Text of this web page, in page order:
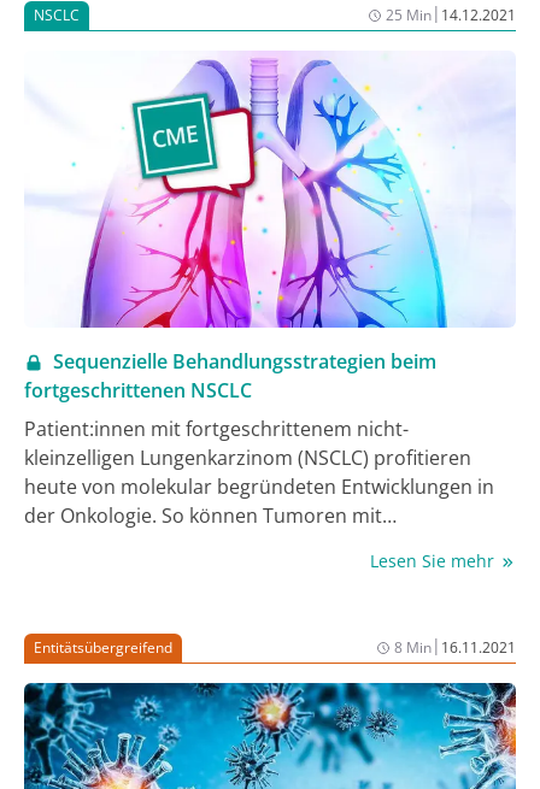
NSCLC 25 Min| 14.12.2021
Sequenzielle Behandlungsstrategien beim
fortgeschrittenen NSCLC
Patient:innen mit fortgeschrittenem nicht-
kleinzelligen Lungenkarzinom (NSCLC) profitieren
heute von molekular begründeten Entwicklungen in
der Onkologie. So können Tumoren mit
zielgerichteten Substanzen behandelt werden; ein
darüber hinaus von zugelassenen Therapieregimen
wie Immuncheckpoint-Inhibitoren (ICI) oder
antiangiogenen Substanzen. Insgesamt haben sich
damit die Prognosen der Patient:innen deutlich
verbessert (1, 2). Um aus der Vielzahl der verfügbaren
Therapieoptionen die patient:innenindividuell
Lesen Sie mehr
Entitätsübergreifend 8 Min| 16.11.2021